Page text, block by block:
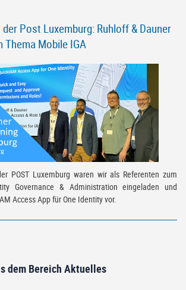
Post Luxemburg: Ruhloff & Dauner
Thema Mobile IGA
POST Luxemburg waren wir als Referenten zum
Governance & Administration eingeladen und
Access App für One Identity vor.
dem Bereich Aktuelles